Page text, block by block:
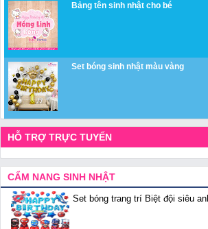
Bảng tên sinh nhật cho bé
Set bóng sinh nhật màu vàng
HỖ TRỢ TRỰC TUYẾN
CẨM NANG SINH NHẬT
Set bóng trang trí Biệt đội siêu